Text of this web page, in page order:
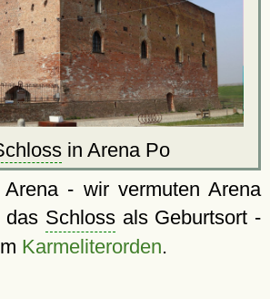
in Arena Po
- wir vermuten Arena
das Schlossals Geburtsort -
Karmeliterorden.